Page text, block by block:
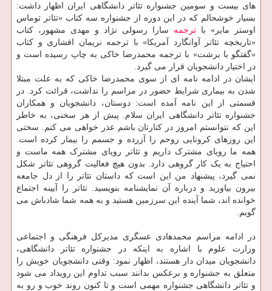
های بیست و سومین جشنواره تئاتر دانشگاهی ایران اظهار داشت:
بسیار خوشحالم که در این دوره از جشنواره سه کتاب «تئاتر توماس
اوستر مایر» با ترجمه سارا رسولی نژاد و مهدی مشهور، کتاب
«تاریخچه تئاتر آوانگارد آمریکا» با ترجمه نریمان افشاری و کتاب
«گفتگو با برشت» با ترجمه محمدرضا خاکی به چاپ رسیده است و
در اختیار دانشجویان قرار می گیرد.
ایشان در ادامه نامه ای از سوی محمدرضا خاکی که به علت مبتلا
شدن به بیماری شرایط حضور در مراسم را نداشت، قرائت کرد. در
قسمتی از این نامه آمده است: دوستان، دانشجویان و همکاران
جشنواره تئاتر دانشگاهی ایران سلام. پیش از هر سخنی، به خاطر
این که نتوانستم امروز در کتارتان باشم عذر خواهی می کنم. سختی
این روزهای کرونایی روحم را آزرده و جسمم را بیمار کرده است.
همه ما رویای مشترک داریم و تئاتر رویای مشترک همه ماست و
احتیاج به یک کار گروهی دارد. بدون هیچ فعالیت گروهی تئاتر شکل
نمی گیرد، پیشنهاد من این است که داستان تئاتر را از دل جامعه
بیرون بیاورید و درباره آن نمایشنامه بنویسید. تئاتر را آیینه اجتماع
خوانده اند، شما آینده این سرزمین هستید و به همه شما شادباش می
گویم.
در ادامه مراسم محمدهادی عسگری مدیرکل فرهنگی و اجتماعی
وزارت علوم با اشاره به اینکه در جشنواره تئاتر دانشگاهی،
دانشجویان میدان دار هستند، اظهار نمود: وقتی دانشجویان خویش را
متعلق به جشنواره و برعکس بدانند سبب تداوم این رویداد می شود
و تئاتر دانشگاهی جشنواره مهمی است و تا کنون روند خوب و رو به